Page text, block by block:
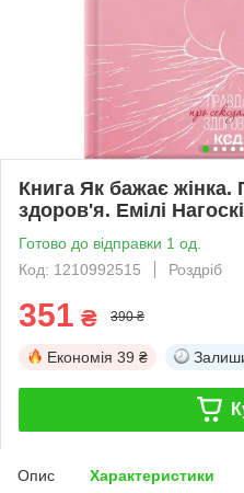
Книга Як бажає
здоров'я. Емілі Нагоскі
Готово до відправки 1 од.
Код: 1210992515
Роздріб
351 ₴ 390 ₴
Економія 39 ₴
Опис Характеристики